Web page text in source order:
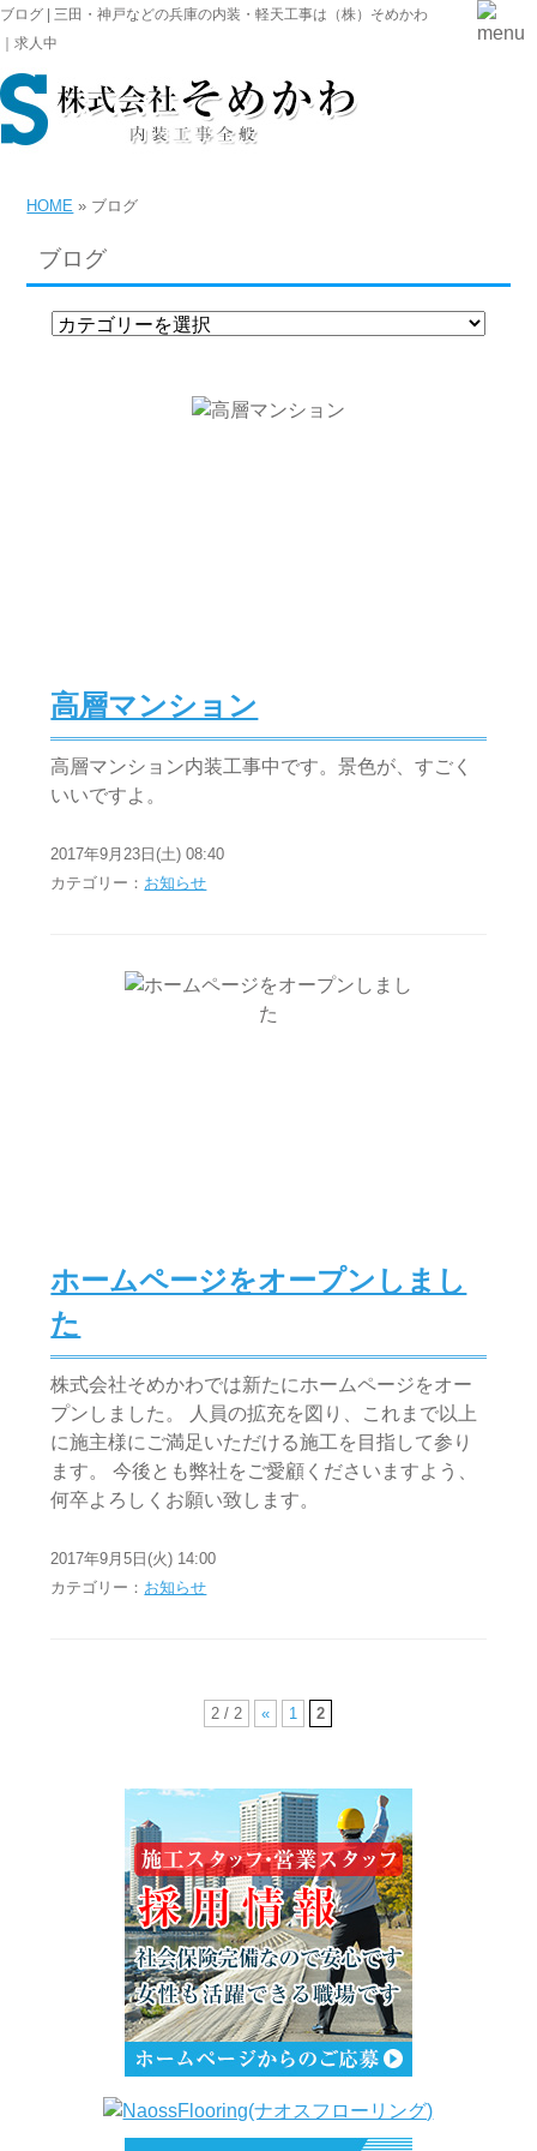
ブログ | 三田・神戸などの兵庫の内装・軽天工事は（株）そめかわ
｜求人中
HOME » ブログ
ブログ
高層マンション
高層マンション内装工事中です。景色が、すごく
いいですよ。
2017年9月23日(土) 08:40
カテゴリー： お知らせ
ホームページをオープンしまし
た
株式会社そめかわでは新たにホームページをオー
プンしました。 人員の拡充を図り、これまで以上
に施主様にご満足いただける施工を目指して参り
ます。 今後とも弊社をご愛顧くださいますよう、
何卒よろしくお願い致します。
2017年9月5日(火) 14:00
カテゴリー： お知らせ
2 / 2 « 1 2